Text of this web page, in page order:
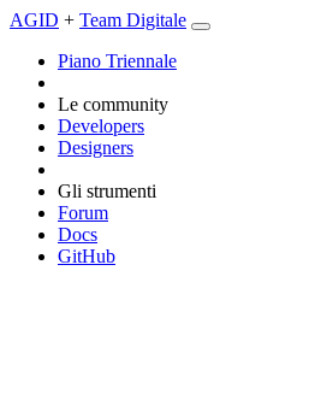
AGID + Team Digitale
Piano Triennale
Le community
Developers
Designers
Gli strumenti
Forum
Docs
GitHub